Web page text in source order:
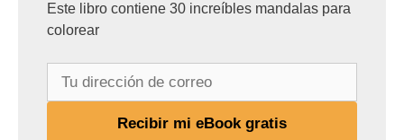
Este libro contiene 30 increíbles mandalas para
colorear
Recibir mi eBook gratis